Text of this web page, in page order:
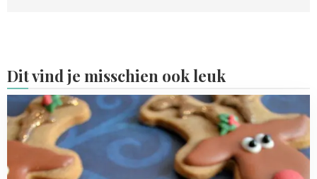
Dit vind je misschien ook leuk
Read
more
about
Rudolph
the